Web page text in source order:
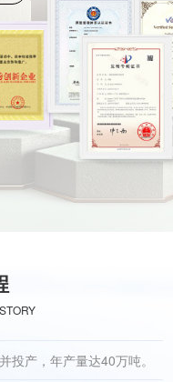
投产，年产量达40万吨。